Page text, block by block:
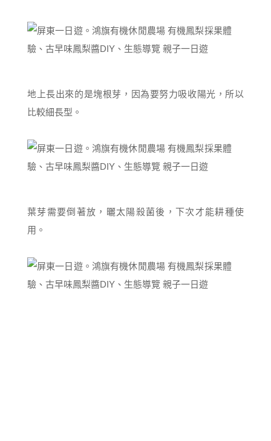
地上長出來的是塊根芽，因為要努力吸收陽光，所以
比較細長型。
葉芽需要倒著放，曬太陽殺菌後，下次才能耕種使
用。